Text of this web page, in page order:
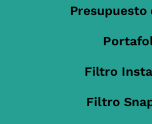
Presupuesto
Filtro
Filtro